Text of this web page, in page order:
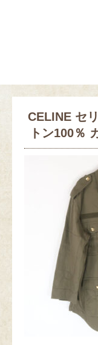
CELINE セ
トン100％